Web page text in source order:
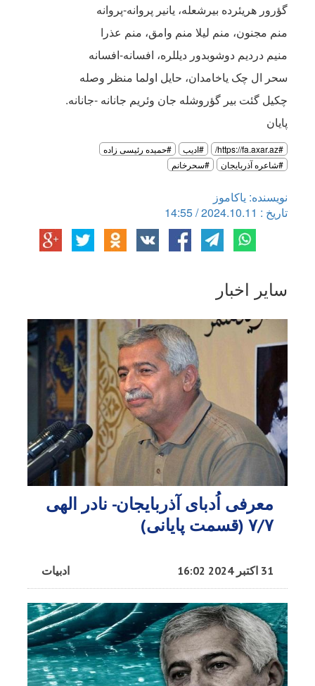
گؤرور هریئرده بیرشعله، یانیر پروانه-پروانه
منم مجنون، منم لیلا منم وامق، منم عذرا
منیم دردیم دوشوبدور دیللره، افسانه-افسانه
سحر ال چک یاخامدان، حایل اولما منظر وصله
چکیل گئت بیر گؤروشله جان وئریم جانانه -جانانه.
پایان
#https://fa.axar.az/ #ادیب
#حمیده رئیسی زاده
#شاعره آذربایجان
#سحرخانم
نویسنده: یاکاموز
تاریخ : 2024.10.11 / 14:55
سایر اخبار
معرفی اُدبای آذربایجان- نادر الهی
۷/۷ (قسمت پایانی)
ادبیات 31 اکتبر 2024 16:02